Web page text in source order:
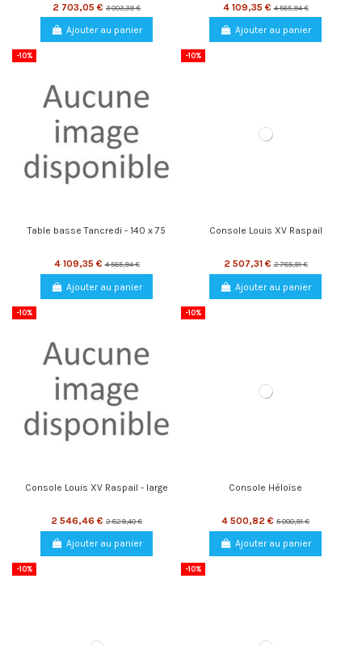
2 703,05 € 3 003,39 €
Ajouter au panier
4 109,35 € 4 565,94 €
Ajouter au panier
-10%
Table basse Tancredi - 140 x 75
4 109,35 € 4 565,94 €
Ajouter au panier
-10%
Console Louis XV Raspail
2 507,31 € 2 785,91 €
Ajouter au panier
-10%
Console Louis XV Raspail - large
2 546,46 € 2 829,40 €
Ajouter au panier
-10%
Console Héloïse
4 500,82 € 5 000,91 €
Ajouter au panier
-10% -10%